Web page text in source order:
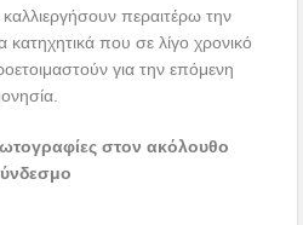
περαιτέρω την
που σε λίγο χρονικό
για την επόμενη
στον ακόλουθο